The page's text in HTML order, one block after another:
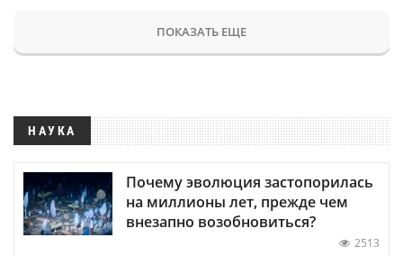
ПОКАЗАТЬ ЕЩЕ
НАУКА
Почему эволюция застопорилась
на миллионы лет, прежде чем
внезапно возобновиться?
2513